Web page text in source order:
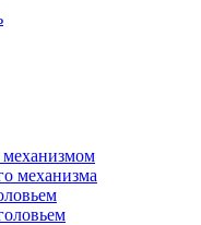
механизма